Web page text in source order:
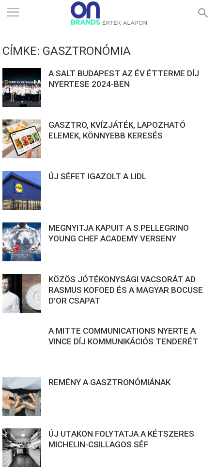
ONBRANDS
ÉRTÉK
ALAPON
CÍMKE: GASZTRONÓMIA
A SALT BUDAPEST AZ ÉV ÉTTERME DÍJ
NYERTESE 2024-BEN
GASZTRO, KVÍZJÁTÉK, LAPOZHATÓ
ELEMEK, KÖNNYEBB KERESÉS
ÚJ SÉFET IGAZOLT A LIDL
MEGNYITJA KAPUIT A S.PELLEGRINO
YOUNG CHEF ACADEMY VERSENY
KÖZÖS JÓTÉKONYSÁGI VACSORÁT AD
RASMUS KOFOED ÉS A MAGYAR BOCUSE
D’OR CSAPAT
A MITTE COMMUNICATIONS NYERTE A
VINCE DÍJ KOMMUNIKÁCIÓS TENDERÉT
REMÉNY A GASZTRONÓMIÁNAK
ÚJ UTAKON FOLYTATJA A KÉTSZERES
MICHELIN-CSILLAGOS SÉF